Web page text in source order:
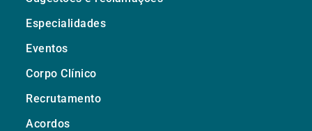
Especialidades
Eventos
Corpo Clínico
Recrutamento
Acordos